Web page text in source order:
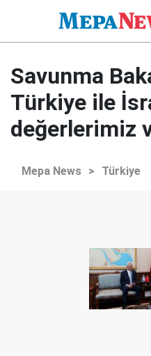
Savunma
Türkiye ile
değerlerimiz
Mepa News > Türkiye